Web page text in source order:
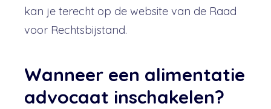
kan je terecht op de website van de Raad
voor Rechtsbijstand.
Wanneer een alimentatie
advocaat inschakelen?